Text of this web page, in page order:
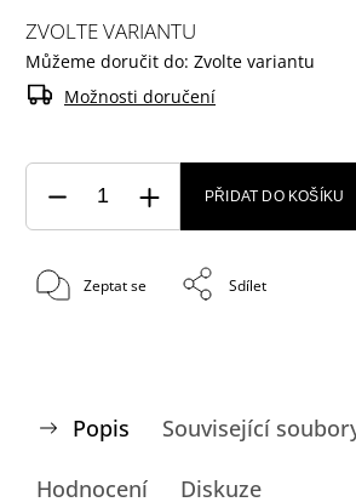
ZVOLTE VARIANTU
Můžeme doručit do: Zvolte variantu
Možnosti doručení
PŘIDAT DO KOŠÍKU
Zeptat se Sdílet
Popis Související
Hodnocení Diskuze